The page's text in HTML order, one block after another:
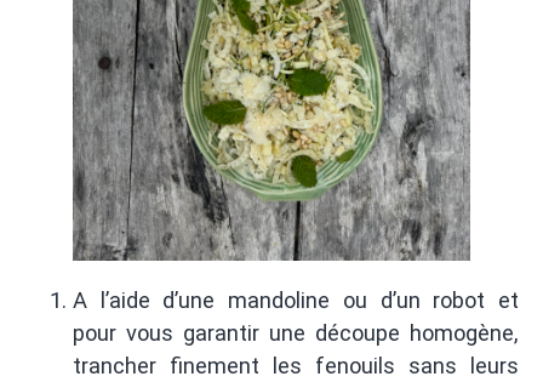
A l’aide d’une mandoline ou d’un robot et
pour vous garantir une découpe homogène,
trancher finement les fenouils sans leurs